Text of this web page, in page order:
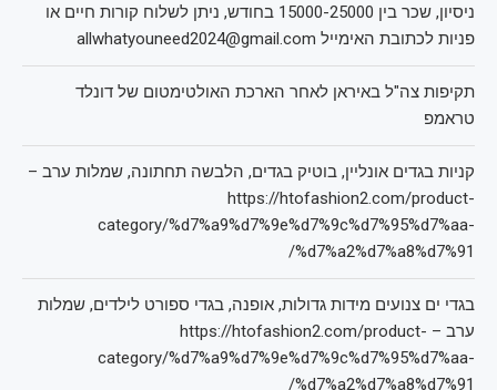
ניסיון, שכר בין 15000-25000 בחודש, ניתן לשלוח קורות חיים או
פניות לכתובת האימייל allwhatyouneed2024@gmail.com
תקיפות צה"ל באיראן לאחר הארכת האולטימטום של דונלד
טראמפ
קניות בגדים אונליין, בוטיק בגדים, הלבשה תחתונה, שמלות ערב –
https://htofashion2.com/product-
category/%d7%a9%d7%9e%d7%9c%d7%95%d7%aa-
%d7%a2%d7%a8%d7%91/
בגדי ים צנועים מידות גדולות, אופנה, בגדי ספורט לילדים, שמלות
ערב – https://htofashion2.com/product-
category/%d7%a9%d7%9e%d7%9c%d7%95%d7%aa-
%d7%a2%d7%a8%d7%91/